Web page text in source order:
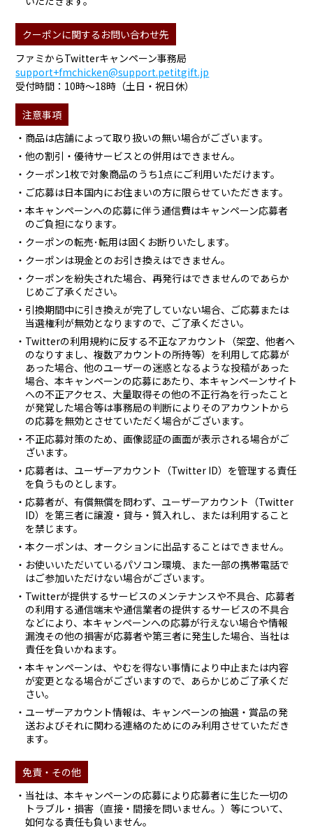
クーポンに関するお問い合わせ先
ファミからTwitterキャンペーン事務局
support+fmchicken@support.petitgift.jp
受付時間：10時～18時（土日・祝日休）
注意事項
・商品は店舗によって取り扱いの無い場合がございます。
・他の割引・優待サービスとの併用はできません。
・クーポン1枚で対象商品のうち1点にご利用いただけます。
・ご応募は日本国内にお住まいの方に限らせていただきます。
・本キャンペーンへの応募に伴う通信費はキャンペーン応募者
のご負担になります。
・クーポンの転売･転用は固くお断りいたします。
・クーポンは現金とのお引き換えはできません。
・クーポンを紛失された場合、再発行はできませんのであらか
じめご了承ください。
・引換期間中に引き換えが完了していない場合、ご応募または
当選権利が無効となりますので、ご了承ください。
・Twitterの利用規約に反する不正なアカウント（架空、他者へ
のなりすまし、複数アカウントの所持等）を利用して応募が
あった場合、他のユーザーの迷惑となるような投稿があった
場合、本キャンペーンの応募にあたり、本キャンペーンサイト
への不正アクセス、大量取得その他の不正行為を行ったこと
が発覚した場合等は事務局の判断によりそのアカウントから
の応募を無効とさせていただく場合がございます。
・不正応募対策のため、画像認証の画面が表示される場合がご
ざいます。
・応募者は、ユーザーアカウント（Twitter ID）を管理する責任
を負うものとします。
・応募者が、有償無償を問わず、ユーザーアカウント（Twitter
ID）を第三者に譲渡・貸与・質入れし、または利用すること
を禁じます。
・本クーポンは、オークションに出品することはできません。
・お使いいただいているパソコン環境、また一部の携帯電話で
はご参加いただけない場合がございます。
・Twitterが提供するサービスのメンテナンスや不具合、応募者
の利用する通信端末や通信業者の提供するサービスの不具合
などにより、本キャンペーンへの応募が行えない場合や情報
漏洩その他の損害が応募者や第三者に発生した場合、当社は
責任を負いかねます。
・本キャンペーンは、やむを得ない事情により中止または内容
が変更となる場合がございますので、あらかじめご了承くだ
さい。
・ユーザーアカウント情報は、キャンペーンの抽選・賞品の発
送およびそれに関わる連絡のためにのみ利用させていただき
ます。
免責・その他
・当社は、本キャンペーンの応募により応募者に生じた一切の
トラブル・損害（直接・間接を問いません。）等について、
如何なる責任も負いません。